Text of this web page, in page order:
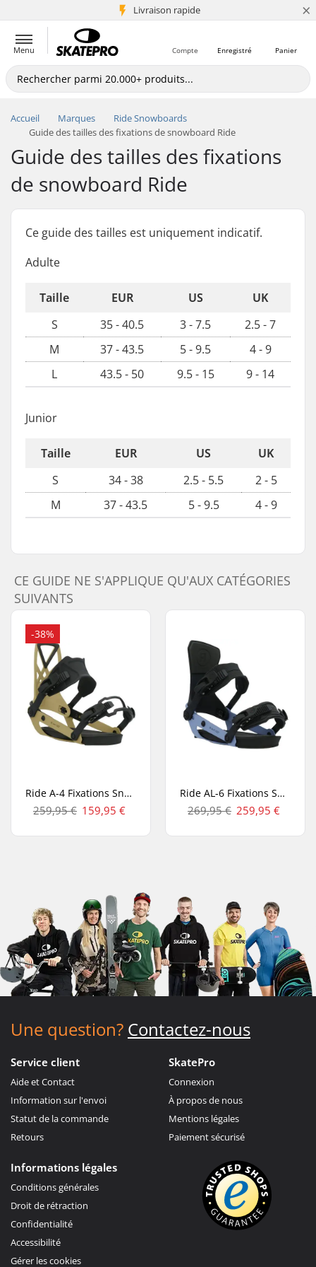
Livraison rapide
+5 mio de clients ×
Menu Panier
Enregistré
Compte
Accueil Marques
Ride Snowboards
Guide des tailles des fixations de snowboard Ride
Guide des tailles des fixations
de snowboard Ride
Ce guide des tailles est uniquement indicatif.
Adulte
Taille EUR US
UK
S
35 - 40.5 3 - 7.5
2.5 - 7
M
37 - 43.5 5 - 9.5
4 - 9
L
43.5 - 50 9.5 - 15 9 - 14
Junior
Taille EUR US
UK
S
34 - 38 2.5 - 5.5
2 - 5
M
37 - 43.5 5 - 9.5 4 - 9
CE GUIDE NE S'APPLIQUE QU'AUX CATÉGORIES
SUIVANTS
-38%
Ride A-4 Fixations Snowboard
259,95 € 159,95 €
Ride AL-6 Fixations Snowboard
269,95 € 259,95 €
Une question? Contactez-nous
Service client
Aide et Contact
Information sur l'envoi
Statut de la commande
Retours
SkatePro
Connexion
À propos de nous
Mentions légales
Paiement sécurisé
Informations légales
Conditions générales
Droit de rétraction
Confidentialité
Accessibilité
Gérer les cookies